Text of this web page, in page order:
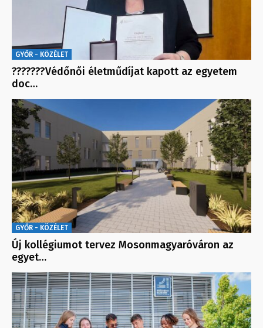
GYŐR - KÖZÉLET
???????Védőnői életműdíjat kapott az egyetem
doc…
GYŐR - KÖZÉLET
Új kollégiumot tervez Mosonmagyaróváron az
egyet…